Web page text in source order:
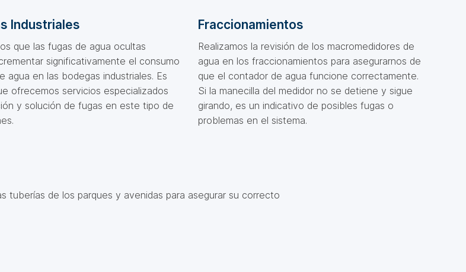
Industriales
que las fugas de agua ocultas
significativamente el consumo
agua en las bodegas industriales. Es
ofrecemos servicios especializados
y solución de fugas en este tipo de
Fraccionamientos
Realizamos la revisión de los macromedidores de
agua en los fraccionamientos para asegurarnos de
que el contador de agua funcione correctamente.
Si la manecilla del medidor no se detiene y sigue
girando, es un indicativo de posibles fugas o
problemas en el sistema.
tuberías de los parques y avenidas para asegurar su correcto